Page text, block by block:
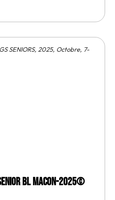
SENIORS, 2025, Octobre, 7-
BL Macon-2025©